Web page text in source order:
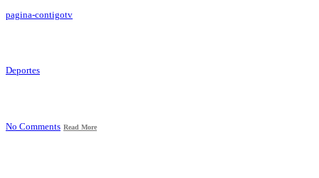
pagina-contigotv
Deportes
No Comments Read More